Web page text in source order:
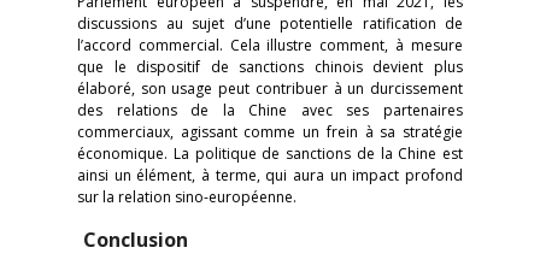
discussions au sujet d’une potentielle ratification de
l’accord commercial. Cela illustre comment, à mesure
que le dispositif de sanctions chinois devient plus
élaboré, son usage peut contribuer à un durcissement
des relations de la Chine avec ses partenaires
commerciaux, agissant comme un frein à sa stratégie
économique. La politique de sanctions de la Chine est
ainsi un élément, à terme, qui aura un impact profond
sur la relation sino-européenne.
Conclusion